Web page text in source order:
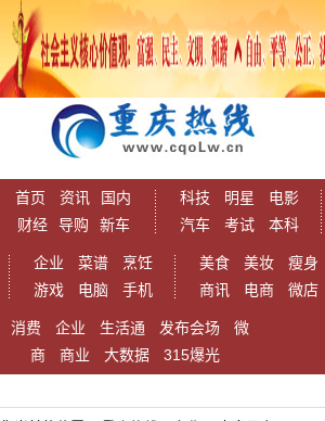
首页 资讯
国内
财经
导购 新车
科技 明星
电影
汽车
考试 本科
企业 菜谱
烹饪
游戏
电脑 手机
美食 美妆
瘦身
商讯
电商 微店
消费 企业 生活通 发布会场
微
商
商业 大数据 315爆光